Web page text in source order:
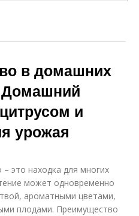
в домашних
Домашний
и
урожая
это находка для многих
может одновременно
ароматными цветами,
плодами. Преимущество